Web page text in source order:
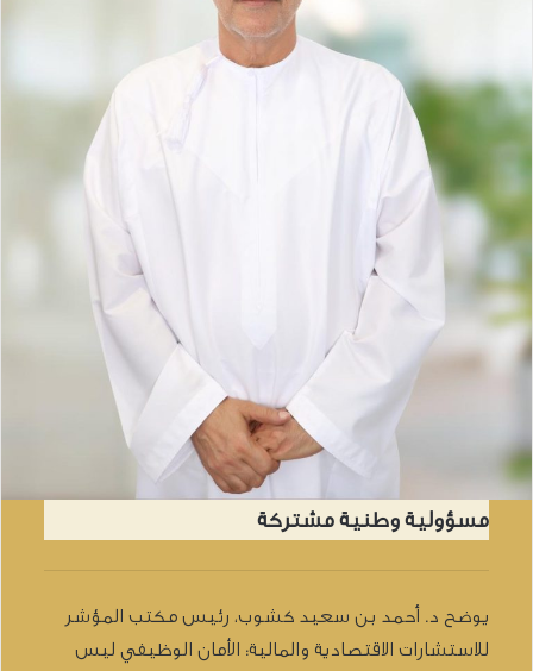
مسؤولية وطنية مشتركة
يوضح د. أحمد بن سعيد كشوب، رئيس مكتب المؤشر
للاستشارات الاقتصادية والمالية: الأمان الوظيفي ليس